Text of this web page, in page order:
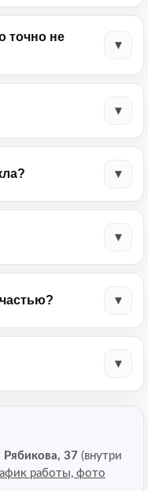
точно не
Рябикова, 37 (внутри
работы, фото